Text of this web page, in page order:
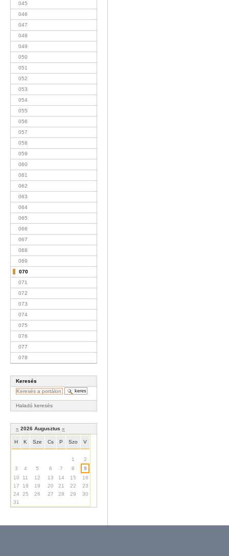
045
046
047
048
049
050
051
052
053
054
055
056
057
058
059
060
061
062
063
064
065
066
067
068
069
070
071
072
073
074
075
076
077
078
Keresés
Haladó keresés
« 2026 Augusztus »
H K Sze Cs P Szo V
1
2
3
4 5 6 7 8
9
10
11 12 13 14 15
16
17
18 19 20 21 22
23
24
25 26 27 28 29
30
31